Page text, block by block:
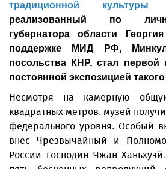
традиционной культуры
реализованный по
губернатора области
поддержке МИД РФ,
посольства КНР, стал первой
постоянной экспозицией
Несмотря на камерную
квадратных метров, музей
федерального уровня. Особый
внес Чрезвычайный и
России господин Чжан